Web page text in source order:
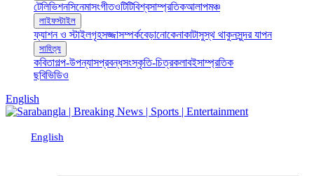
টেলিভিশনসিনেমাসংগীতওটিটিবিশ্বসাম্প্রতিকআলাপমঞ্চ
লাইফস্টাইল
ফ্যাশন ও স্টাইলগৃহসজ্জাসম্পর্কবেড়ানোকেনাকাটাসুস্থ থাকুনসুন্দর যাপন
সাহিত্য
কবিতাগল্প-উপন্যাসপ্রবন্ধসংস্কৃতি-চিত্রকলাবইসাম্প্রতিক
ছবিভিডিও
English
English